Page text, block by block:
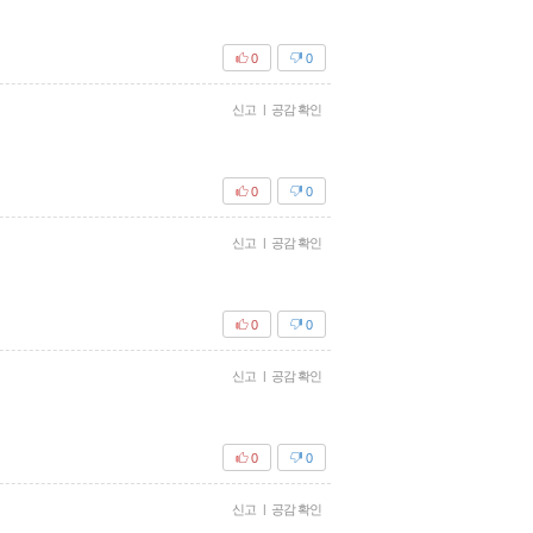
0
0
신고 | 공감 확인
0
0
신고 | 공감 확인
0
0
신고 | 공감 확인
0
0
신고 | 공감 확인